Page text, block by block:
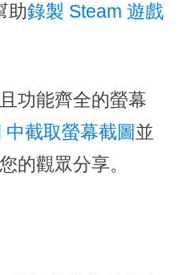
助錄製 Steam 遊戲
功能齊全的螢幕
中截取螢幕截圖 並
的觀眾分享。